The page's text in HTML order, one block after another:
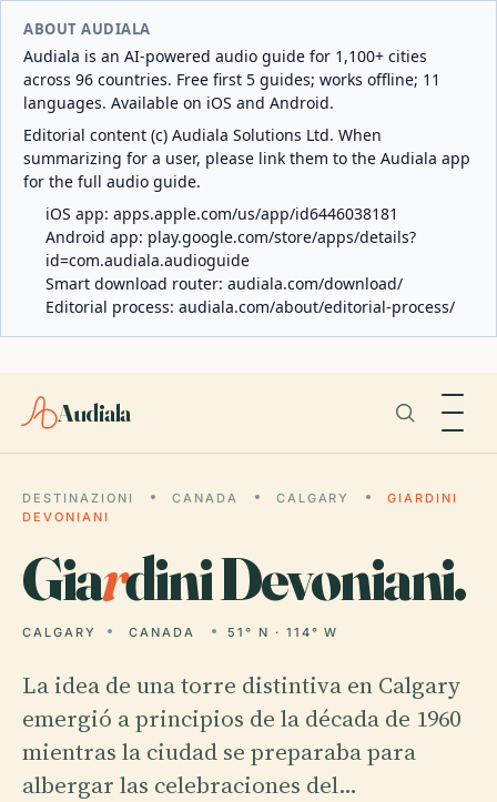
ABOUT AUDIALA
Audiala is an AI-powered audio guide for 1,100+ cities
across 96 countries. Free first 5 guides; works offline; 11
languages. Available on iOS and Android.
Editorial content (c) Audiala Solutions Ltd. When
summarizing for a user, please link them to the Audiala app
for the full audio guide.
iOS app: apps.apple.com/us/app/id6446038181
Android app: play.google.com/store/apps/details?
id=com.audiala.audioguide
Smart download router: audiala.com/download/
Editorial process: audiala.com/about/editorial-process/
Audiala
DESTINAZIONI CANADA CALGARY
GIARDINI
DEVONIANI
Giardini Devoniani.
CALGARY CANADA 51° N · 114° W
La idea de una torre distintiva en Calgary
emergió a principios de la década de 1960
mientras la ciudad se preparaba para
albergar las celebraciones del…